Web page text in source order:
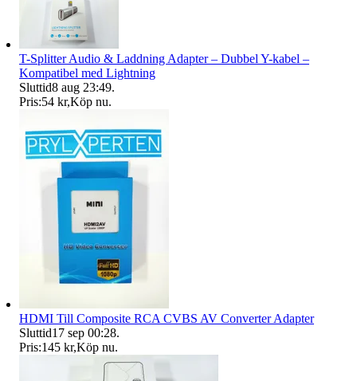
T-Splitter Audio & Laddning Adapter – Dubbel Y-kabel –
Kompatibel med Lightning
Sluttid8 aug 23:49.
Pris:54 kr,Köp nu.
HDMI Till Composite RCA CVBS AV Converter Adapter
Sluttid17 sep 00:28.
Pris:145 kr,Köp nu.